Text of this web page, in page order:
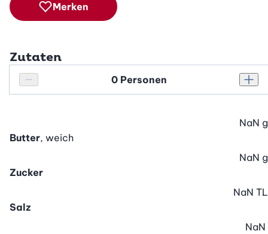
Merken
Zutaten
Personenanzahl verringern
Personenanzahl
Butter, weich
NaN g
Zucker
NaN g
Salz
NaN TL
NaN